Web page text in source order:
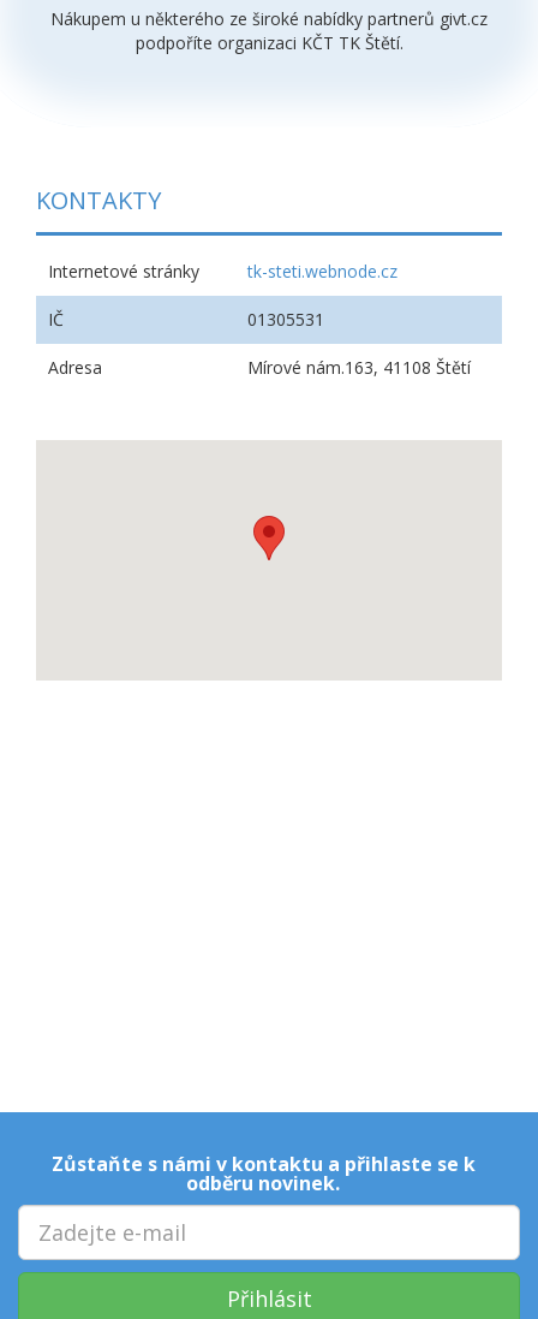
Nákupem u některého ze široké nabídky partnerů givt.cz
podpoříte organizaci KČT TK Štětí.
KONTAKTY
Internetové stránky tk-steti.webnode.cz
IČ 01305531
Adresa Mírové nám.163, 41108 Štětí
Zůstaňte s námi v kontaktu a přihlaste se k
odběru novinek.
Přihlásit